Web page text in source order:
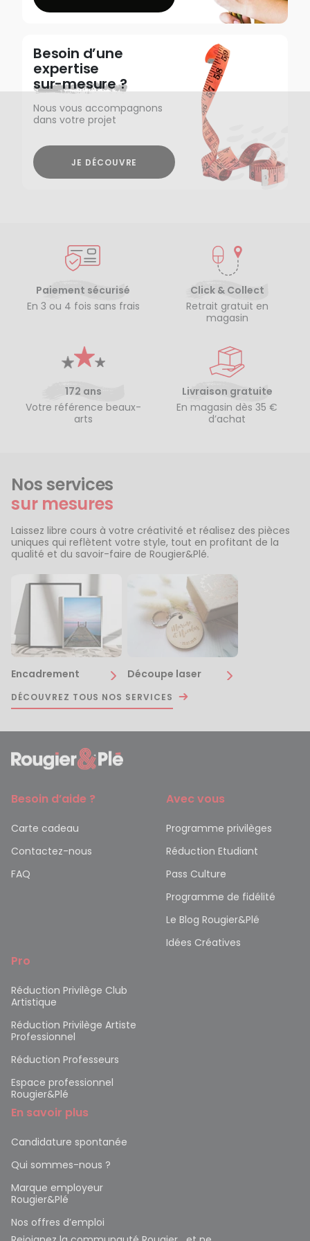
Besoin d’une
expertise
sur-mesure ?
Nous vous accompagnons
dans votre projet
JE DÉCOUVRE
Paiement sécurisé
En 3 ou 4 fois sans frais
Click & Collect
Retrait gratuit en
magasin
172 ans
Votre référence beaux-
arts
Livraison gratuite
En magasin dès 35 €
d’achat
Nos services
sur mesures
Laissez libre cours à votre créativité et réalisez des pièces
uniques qui reflètent votre style, tout en profitant de la
qualité et du savoir-faire de Rougier&Plé.
Encadrement Découpe laser
DÉCOUVREZ TOUS NOS SERVICES
Besoin d’aide ?
Carte cadeau
Contactez-nous
FAQ
Avec vous
Programme privilèges
Réduction Etudiant
Pass Culture
Programme de fidélité
Le Blog Rougier&Plé
Idées Créatives
Pro
Réduction Privilège Club
Artistique
Réduction Privilège Artiste
Professionnel
Réduction Professeurs
Espace professionnel
Rougier&Plé
En savoir plus
Candidature spontanée
Qui sommes-nous ?
Marque employeur
Rougier&Plé
Nos offres d’emploi